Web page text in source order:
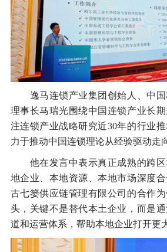
逸马连锁产业集团创始人、中国
理事长马瑞光围绕中国连锁产业长
注连锁产业战略研究近30年的行业
力于推动中国连锁理论从经验驱动走
他在发言中表示真正成熟的跨区
地企业、本地资源、本地市场深度
古七篓供应链管理有限公司的合作
头，关键不是替代本土企业，而是
道和运营体系，帮助本地企业打开更